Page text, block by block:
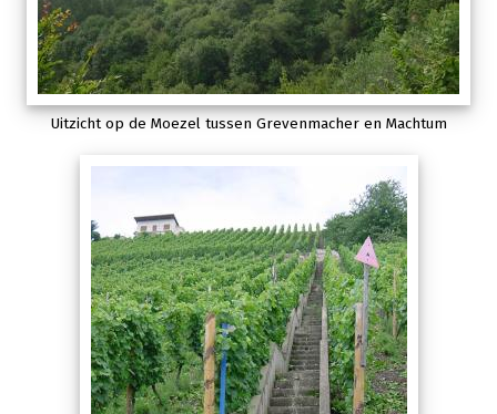
Uitzicht op de Moezel tussen Grevenmacher en Machtum